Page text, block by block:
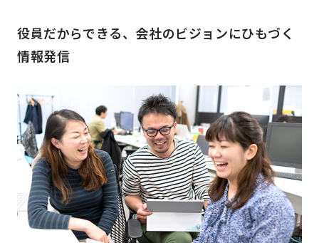
役員だからできる、会社のビジョンにひもづく
情報発信